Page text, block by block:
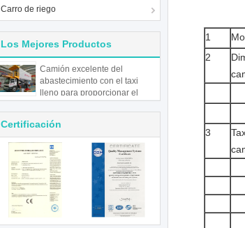
Carro de riego
Los Mejores Productos
Camión excelente del
abastecimiento con el taxi
lleno para proporcionar el
Certificación
1
2
3